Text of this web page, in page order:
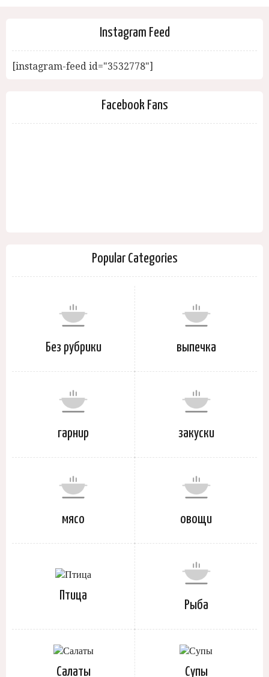
Instagram Feed
[instagram-feed id="3532778"]
Facebook Fans
Popular Categories
Без рубрики выпечка
гарнир закуски
мясо овощи
Птица
Рыба
Салаты Супы